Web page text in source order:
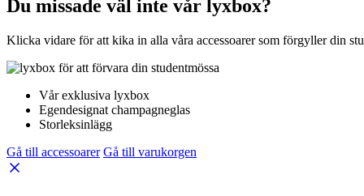
Du missade väl inte vår lyxbox?
Klicka vidare för att kika in alla våra accessoarer som förgyller din
Vår exklusiva lyxbox
Egendesignat champagneglas
Storleksinlägg
Gå till accessoarer Gå till varukorgen